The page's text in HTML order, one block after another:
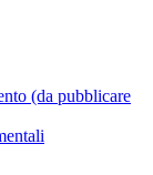
(da pubblicare